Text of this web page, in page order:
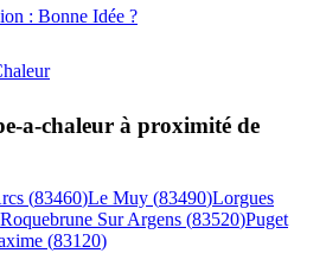
: Bonne Idée ?
a-chaleur à proximité de
(83460)Le Muy (83490)Lorgues
Roquebrune Sur Argens (83520)Puget
(83120)